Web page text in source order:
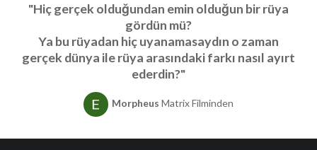
"Hiç gerçek olduğundan emin olduğun bir rüya
gördün mü?
Ya bu rüyadan hiç uyanamasaydın o zaman
gerçek dünya ile rüya arasındaki farkı nasıl ayırt
ederdin?"
Morpheus Matrix Filminden